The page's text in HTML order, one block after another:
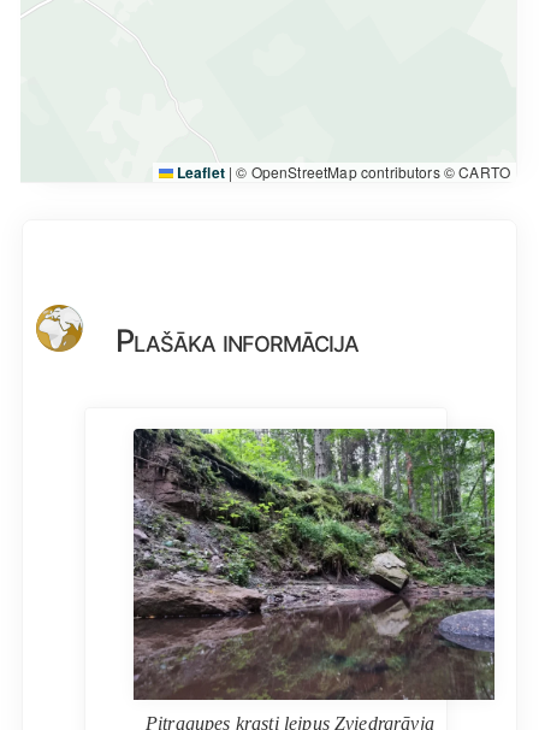
Leaflet | © OpenStreetMap contributors © CARTO
Plašāka informācija
Pitragupes krasti lejpus Zviedrgrāvja